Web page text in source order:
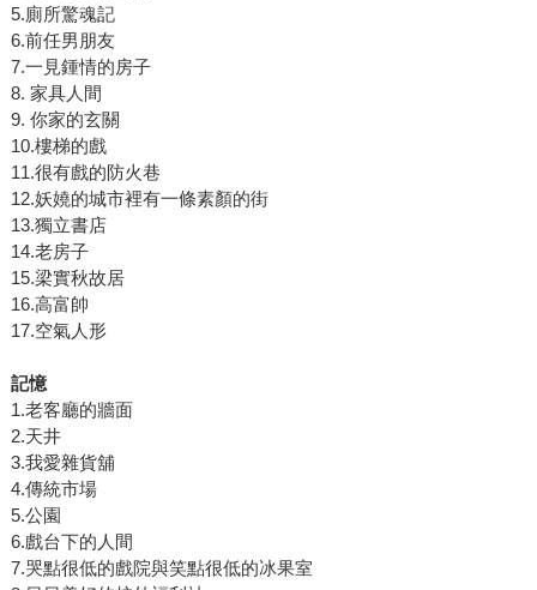
5.廁所驚魂記
6.前任男朋友
7.一見鍾情的房子
8. 家具人間
9. 你家的玄關
10.樓梯的戲
11.很有戲的防火巷
12.妖嬈的城市裡有一條素顏的街
13.獨立書店
14.老房子
15.梁實秋故居
16.高富帥
17.空氣人形
記憶
1.老客廳的牆面
2.天井
3.我愛雜貨舖
4.傳統市場
5.公園
6.戲台下的人間
7.哭點很低的戲院與笑點很低的冰果室